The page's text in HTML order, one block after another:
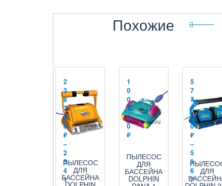
Похожие
ПЫЛЕСОС
ДЛЯ
БАССЕЙНА
2
3
8
7
0
0
₽
–
2
5
4
1
ПЫЛЕСОС
ДЛЯ
БАССЕЙНА
DOLPHIN
1
0
0
1
0
0
₽
ДЛЯ
5
7
7
5
0
0
₽
–
5
9
6
7